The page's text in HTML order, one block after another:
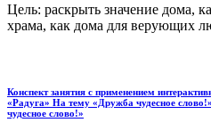
Цель: раскрыть значение дома,
храма, как дома для верующих
Конспект занятия с применением
«Радуга» На тему «Дружба чудесное
чудесное слово!»